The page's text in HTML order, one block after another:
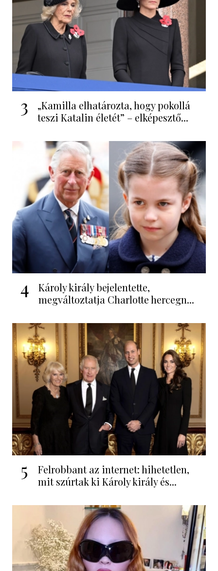
3
„Kamilla elhatározta, hogy pokollá
teszi Katalin életét” – elképesztő...
4
Károly király bejelentette,
megváltoztatja Charlotte hercegn...
5
Felrobbant az internet: hihetetlen,
mit szúrtak ki Károly király és...